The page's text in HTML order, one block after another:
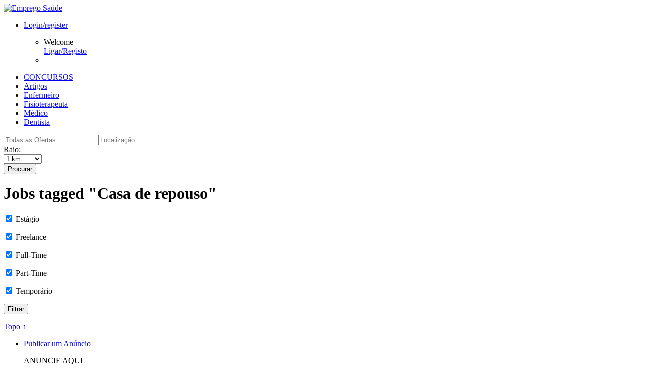
Login/register
Welcome
Ligar/Registo
CONCURSOS
Artigos
Enfermeiro
Fisioterapeuta
Médico
Dentista
Raio:
Procurar
Jobs tagged "Casa de repouso"
Estágio
Freelance
Full-Time
Part-Time
Temporário
Topo ↑
Publicar um Anúncio
ANUNCIE AQUI